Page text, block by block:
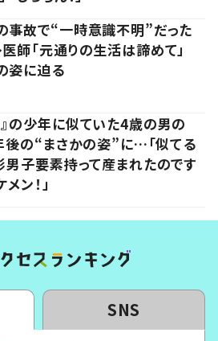
事故で“一時意識不明”だった
師「元通りの生活は諦めて」
姿に迫る
』の少年に似ていた4歳の男の
後の“まさかの姿”に…「似てる
男子要素持って産まれたのです
メン！」
SNS